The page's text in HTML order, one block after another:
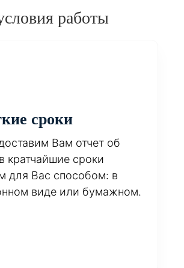
работы
сроки
Вам отчет об
кратчайшие сроки
для Вас способом: в
виде или бумажном.